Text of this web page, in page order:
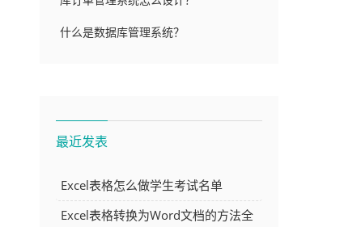
什么是数据库管理系统？
最近发表
Excel表格怎么做学生考试名单
Excel表格转换为Word文档的方法全